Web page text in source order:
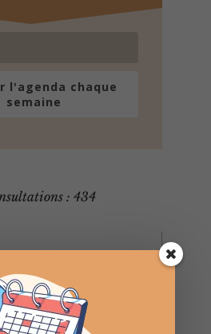
l'agenda chaque
semaine
: 434